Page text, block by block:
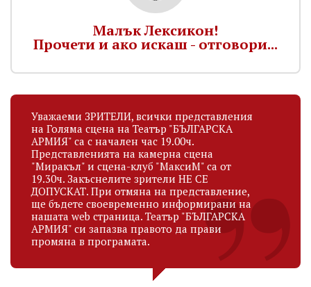
Малък Лексикон!
Прочети и ако искаш - отговори...
Уважаеми ЗРИТЕЛИ, всички представления
на Голяма сцена на Театър "БЪЛГАРСКА
АРМИЯ" са с начален час 19.00ч.
Представленията на камерна сцена
"Миракъл" и сцена-клуб "МаксиМ" са от
19.30ч. Закъснелите зрители НЕ СЕ
ДОПУСКАТ. При отмяна на представление,
ще бъдете своевременно информирани на
нашата web страница. Театър "БЪЛГАРСКА
АРМИЯ" си запазва правото да прави
промяна в програмата.